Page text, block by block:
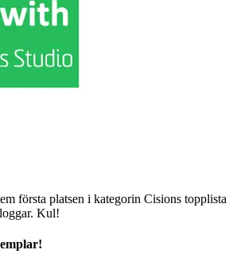
första platsen i kategorin Cisions topplista
Kul!